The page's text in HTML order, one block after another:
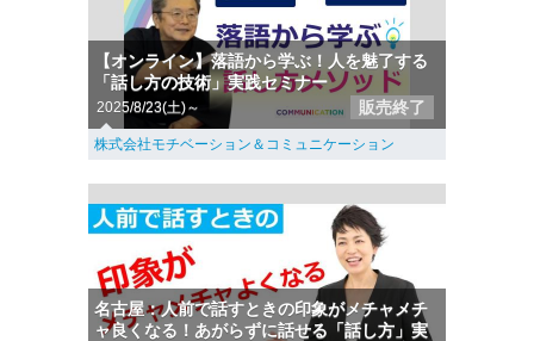
【オンライン】落語から学ぶ！人を魅了する
「話し方の技術」実践セミナー
2025/8/23(土)～ 販売終了
株式会社モチベーション＆コミュニケーション
名古屋：人前で話すときの印象がメチャメチ
ャ良くなる！あがらずに話せる「話し方」実